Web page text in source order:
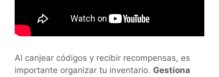
Al canjear códigos y recibir recompensas, es
importante organizar tu inventario. Gestiona